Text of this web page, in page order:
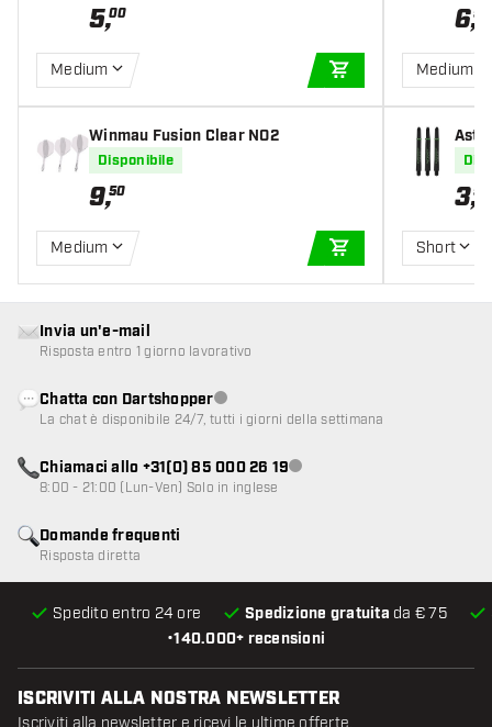
5,00
Medium
AGGIUNGI AL
Winmau Fusion Clear NO2
Disponibile
9,50
Medium
AGGIUNGI AL
6,95
Medium
een
3,95
Short
•140.000+ recensioni
Spedito entro 24 ore Spedizione gratuita da € 75
Domande frequenti
Risposta diretta
Invia un'e-mail
Risposta entro 1 giorno lavorativo
Chatta con DartshopperServizio clienti non disponibile
La chat è disponibile 24/7, tutti i giorni della settimana
Chiamaci allo +31(0) 85 000 26 19Servizio clienti non disponibile
8:00 - 21:00 (Lun-Ven) Solo in inglese
ISCRIVITI ALLA NOSTRA NEWSLETTER
Iscriviti alla newsletter e ricevi le ultime offerte.